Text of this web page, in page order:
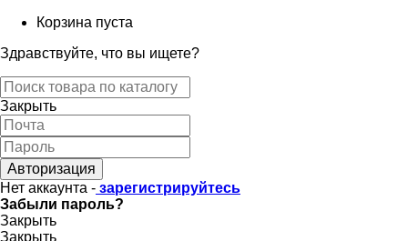
Корзина пуста
Здравствуйте, что вы ищете?
Закрыть
Авторизация
Нет аккаунта - зарегистрируйтесь
Забыли пароль?
Закрыть
Закрыть